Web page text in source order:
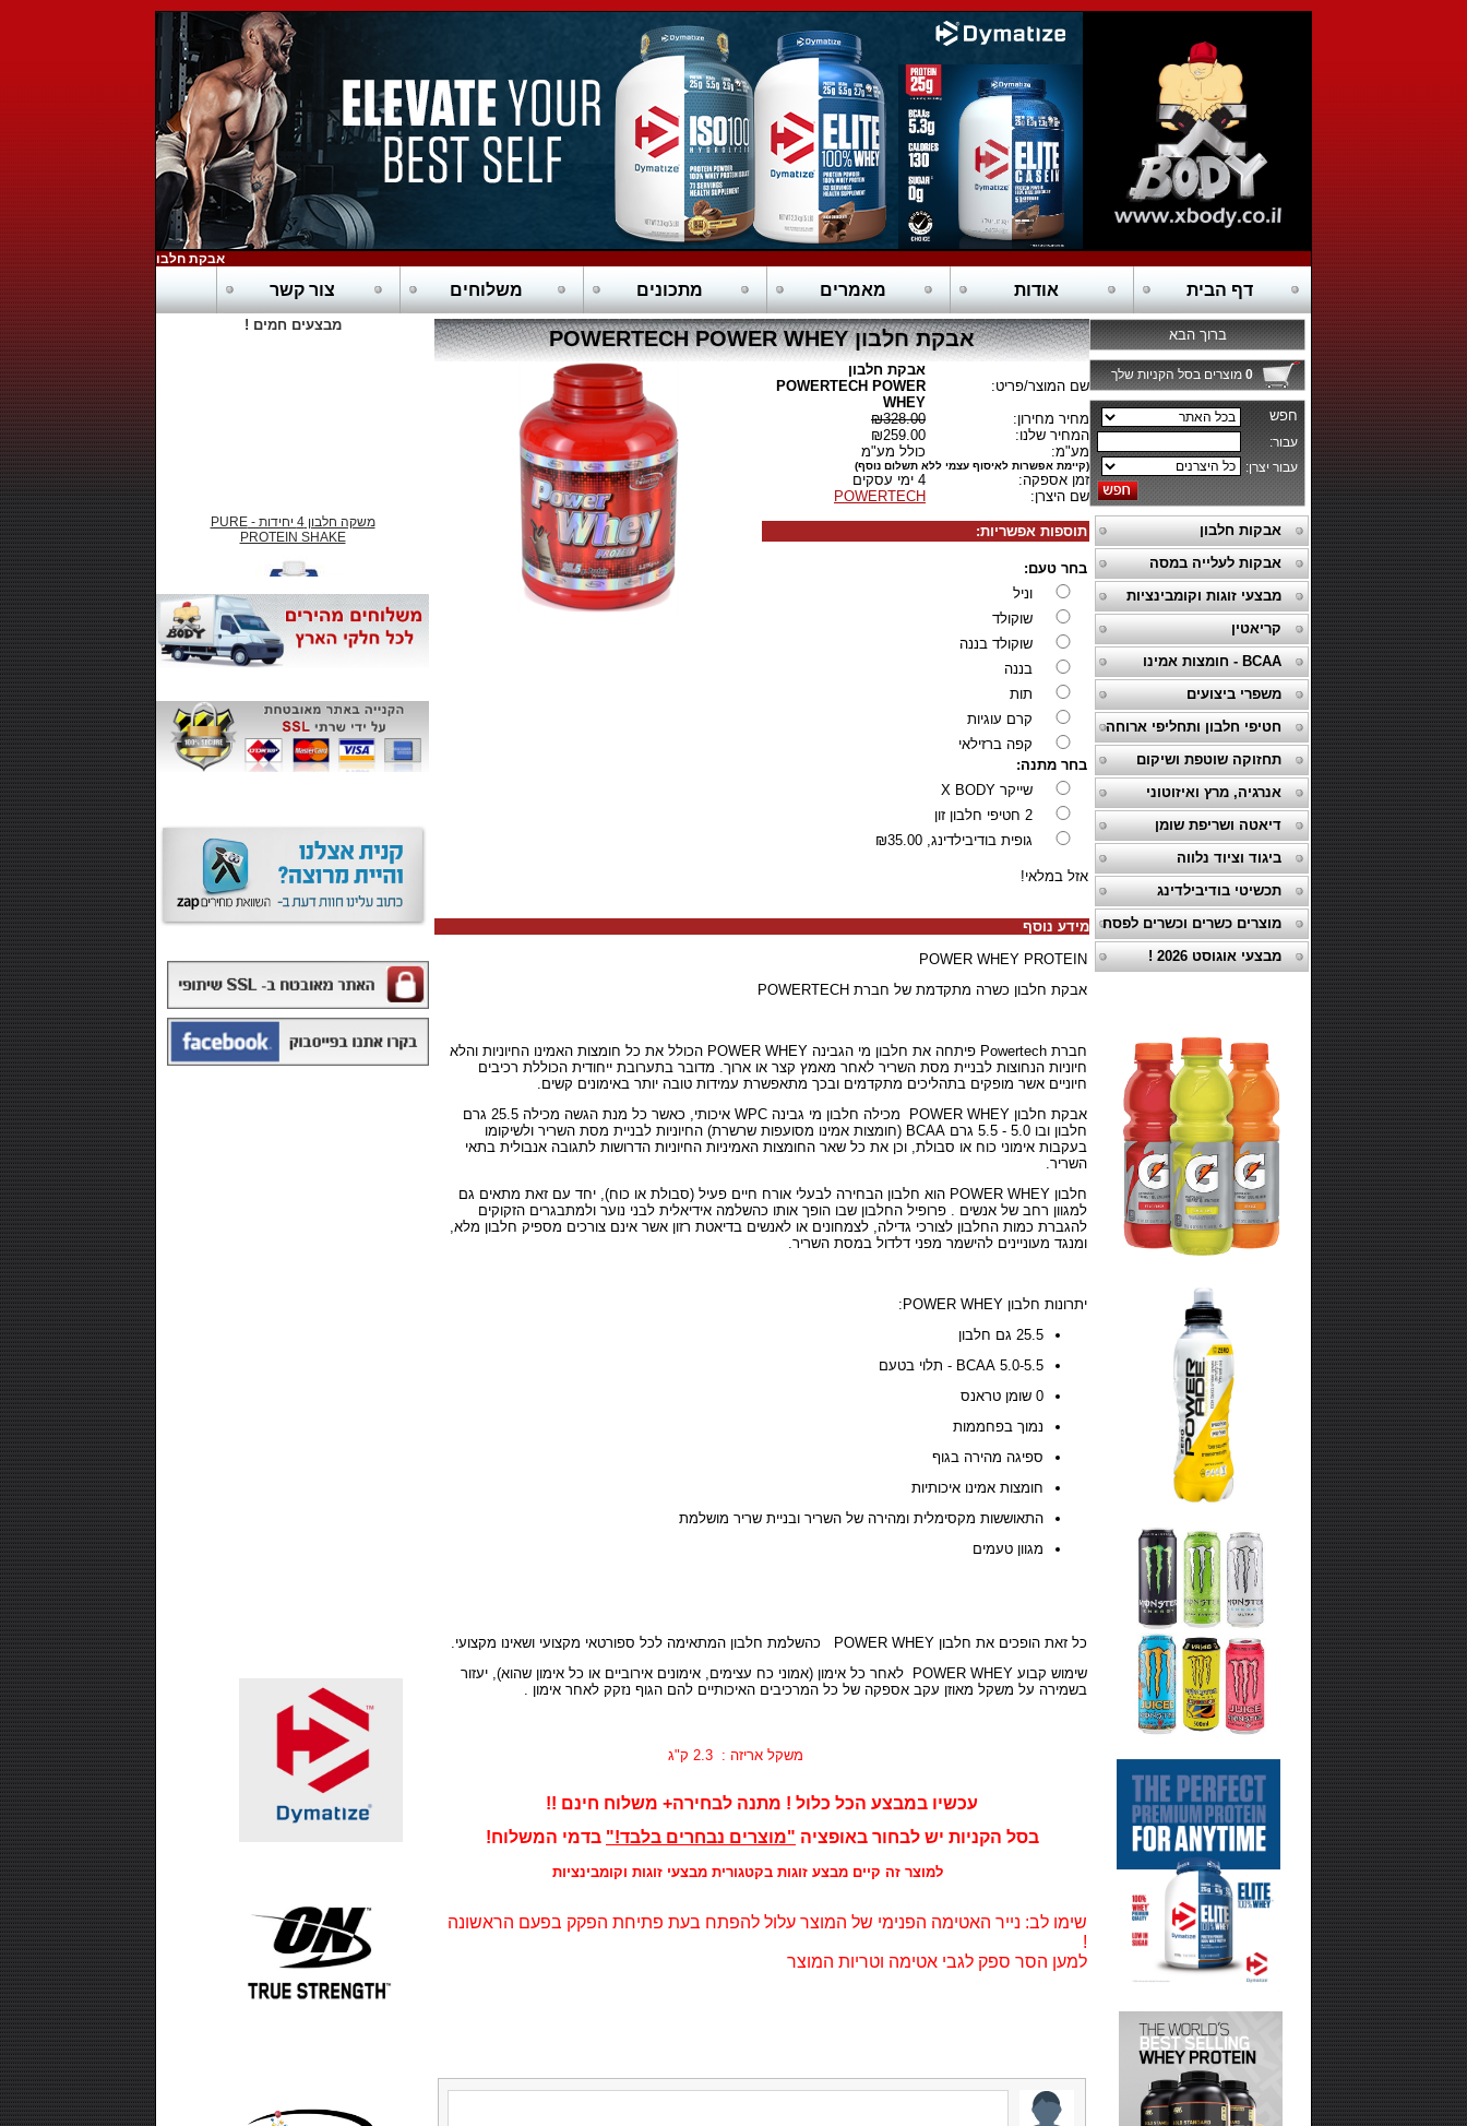
אבקת חלבון כשרה בדץ - POWERTECH-PURE WHEY HD
דף הבית אודות מאמרים מתכונים משלוחים צור קשר
ברוך הבא
0 מוצרים בסל הקניות שלך
אבקות חלבון
אבקות לעלייה במסה
מבצעי זוגות וקומבינציות
קריאטין
BCAA - חומצות אמינו
משפרי ביצועים
חטיפי חלבון ותחליפי ארוחה
תחזוקה שוטפת ושיקום
אנרגיה, מרץ ואיזוטוני
דיאטה ושריפת שומן
ביגוד וציוד נלווה
תכשיטי בודיבילדינג
מוצרים כשרים וכשרים לפסח
מבצעי אוגוסט 2026 !
אבקת חלבון POWERTECH POWER WHEY
שם המוצר/פריט:
אבקת חלבון
POWERTECH POWER
WHEY
מחיר מחירון:
₪328.00
המחיר שלנו:
₪259.00
מע"מ:
כולל מע"מ
(קיימת אפשרות לאיסוף עצמי ללא תשלום נוסף)
זמן אספקה:
4 ימי עסקים
שם היצרן:
POWERTECH
תוספות אפשריות:
בחר טעם:
וניל
שוקולד
שוקולד בננה
בננה
תות
קרם עוגיות
קפה ברזילאי
בחר מתנה:
שייקר X BODY
2 חטיפי חלבון זון
גופית בודיבילדינג, ₪35.00
אזל במלאי!
מידע נוסף
POWER WHEY PROTEIN
אבקת חלבון כשרה מתקדמת של חברת POWERTECH
חברת Powertech פיתחה את חלבון מי הגבינה POWER
WHEY הכולל את כל חומצות האמינו החיוניות והלא
חיוניות הנחוצות לבניית מסת השריר לאחר מאמץ קצר או ארוך. מדובר בתערובת ייחודית הכוללת רכיבים
חיוניים אשר מופקים בתהליכים מתקדמים ובכך מתאפשרת עמידות טובה יותר באימונים קשים.
אבקת חלבון POWER
WHEY מכילה חלבון מי גבינה WPC איכותי, כאשר כל מנת הגשה מכילה 25.5 גרם
חלבון ובו 5.0 - 5.5 גרם BCAA (חומצות אמינו מסועפות שרשרת) החיוניות לבניית מסת השריר ולשיקומו
בעקבות אימוני כוח או סבולת, וכן את כל שאר החומצות האמיניות החיוניות הדרושות לתגובה אנבולית בתאי
השריר.
חלבון POWER
WHEY הוא חלבון הבחירה לבעלי אורח חיים פעיל (סבולת או כוח), יחד עם זאת מתאים גם
למגוון רחב של אנשים . פרופיל החלבון שבו הופך אותו כהשלמה אידיאלית לבני נוער ולמתבגרים הזקוקים
להגברת כמות החלבון לצורכי גדילה, לצמחונים או לאנשים בדיאטת רזון אשר אינם צורכים מספיק חלבון מלא,
ומנגד מעוניינים להישמר מפני דלדול במסת השריר.
יתרונות חלבון POWER WHEY
:
25.5 גם חלבון
5.0-5.5 BCAA - תלוי בטעם
0 שומן טראנס
נמוך בפחממות
ספיגה מהירה בגוף
חומצות אמינו איכותיות
התאוששות מקסימלית ומהירה של השריר ובניית שריר מושלמת
מגוון טעמים
כל זאת הופכים את חלבון POWER WHEY
כהשלמת חלבון המתאימה לכל ספורטאי מקצועי ושאינו מקצועי.
שימוש קבוע
POWER WHEY לאחר כל אימון (אמוני כח עצימים, אימונים אירוביים או כל אימון שהוא), יעזור
בשמירה על משקל מאוזן עקב אספקה של כל המרכיבים האיכותיים להם הגוף נזקק לאחר אימון .
משקל אריזה : 2.3 ק"ג
עכשיו במבצע הכל כלול ! מתנה לבחירה+ משלוח חינם !!
בסל הקניות יש לבחור באופציה "מוצרים נבחרים בלבד!" בדמי המשלוח!
למוצר זה קיים מבצע זוגות בקטגורית מבצעי זוגות וקומבינציות
שימו לב: נייר האטימה הפנימי של המוצר עלול להפתח בעת פתיחת הפקק בפעם הראשונה
!
למען הסר ספק לגבי אטימה וטריות המוצר
מבצעים חמים !
משקה חלבון 4 יחידות - PURE
PROTEIN SHAKE
חטיף חלבון ,10 יחידות - SMARTE
CARB
₪99.00
משקה אנרגיה 500 מל MONSTER
₪99.00
CRUNCH